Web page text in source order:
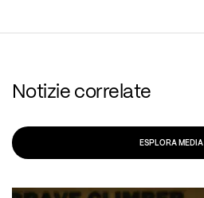
Notizie correlate
ESPLORA MEDIA